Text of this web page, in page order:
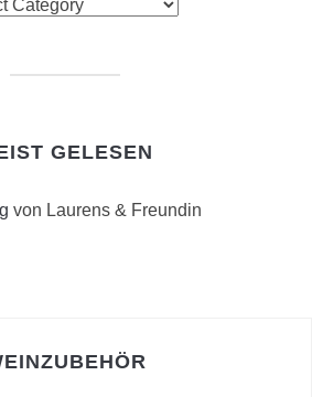
GELESEN
von Laurens & Freundin